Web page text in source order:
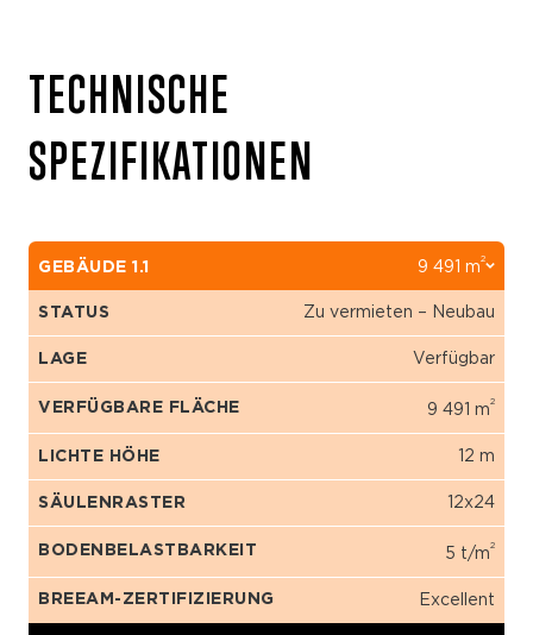
TECHNISCHE
SPEZIFIKATIONEN
GEBÄUDE 1.1 9 491 m
2
STATUS Zu vermieten – Neubau
LAGE Verfügbar
VERFÜGBARE FLÄCHE 9 491 m
2
LICHTE HÖHE 12 m
SÄULENRASTER 12x24
BODENBELASTBARKEIT 5 t/m
2
BREEAM-ZERTIFIZIERUNG Excellent